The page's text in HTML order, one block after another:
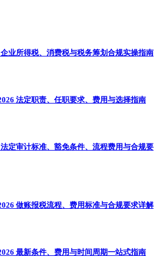
业所得税、消费税与税务筹划合规实操指南
法定职责、任职要求、费用与选择指南
定审计标准、豁免条件、流程费用与合规要
做账报税流程、费用标准与合规要求详解
最新条件、费用与时间周期一站式指南